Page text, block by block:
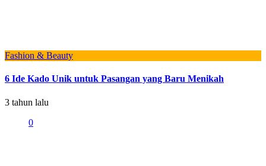
Fashion & Beauty
6 Ide Kado Unik untuk Pasangan yang Baru Menikah
3 tahun lalu
0